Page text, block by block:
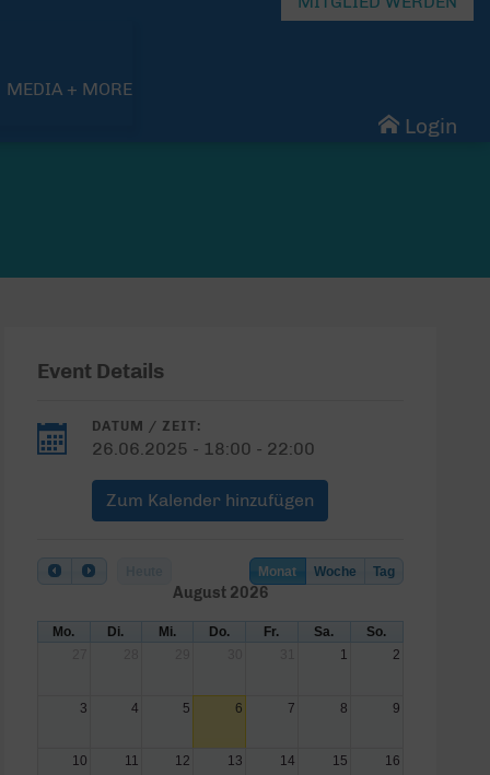
MEDIA + MORE
Login
Event Details
DATUM / ZEIT:
26.06.2025 - 18:00 - 22:00
Zum Kalender hinzufügen
Monat Woche Tag
August 2026
Mo. Di. Mi. Do. Fr. Sa.
So.
1 2
3 4 5 6 7 8 9
10 11 12 13 14 15 16